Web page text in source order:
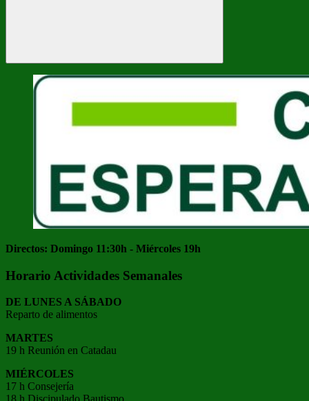
Buscar
Directos: Domingo 11:30h - Miércoles 19h
Horario Actividades Semanales
DE LUNES A SÁBADO
Reparto de alimentos
MARTES
19 h Reunión en Catadau
MIÉRCOLES
17 h Consejería